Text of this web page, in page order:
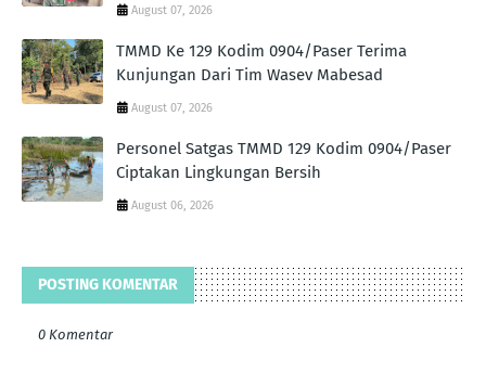
August 07, 2026
TMMD Ke 129 Kodim 0904/Paser Terima
Kunjungan Dari Tim Wasev Mabesad
August 07, 2026
Personel Satgas TMMD 129 Kodim 0904/Paser
Ciptakan Lingkungan Bersih
August 06, 2026
POSTING KOMENTAR
0 Komentar